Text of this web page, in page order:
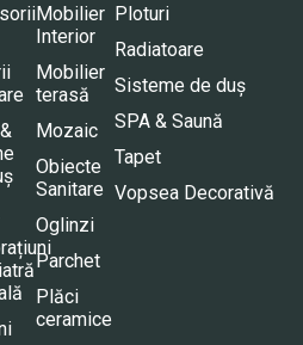
Mobilier
Interior
Mobilier
terasă
Mozaic
Obiecte
Sanitare
Oglinzi
Parchet
Plăci
ceramice
Ploturi
Radiatoare
Sisteme de duș
SPA & Saună
Tapet
Vopsea Decorativă